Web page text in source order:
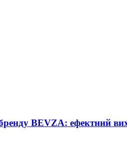
BEVZA: ефектний